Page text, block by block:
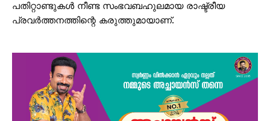
പതിറ്റാണ്ടുകള്‍ നീണ്ട സംഭവബഹുലമായ രാഷ്ട്രീയ
പ്രവര്‍ത്തനത്തിന്റെ കരുത്തുമായാണ്.